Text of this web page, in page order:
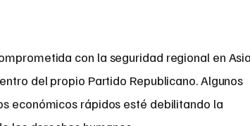
con la seguridad regional en
del propio Partido Republicano. Algunos
económicos rápidos esté debilitando la